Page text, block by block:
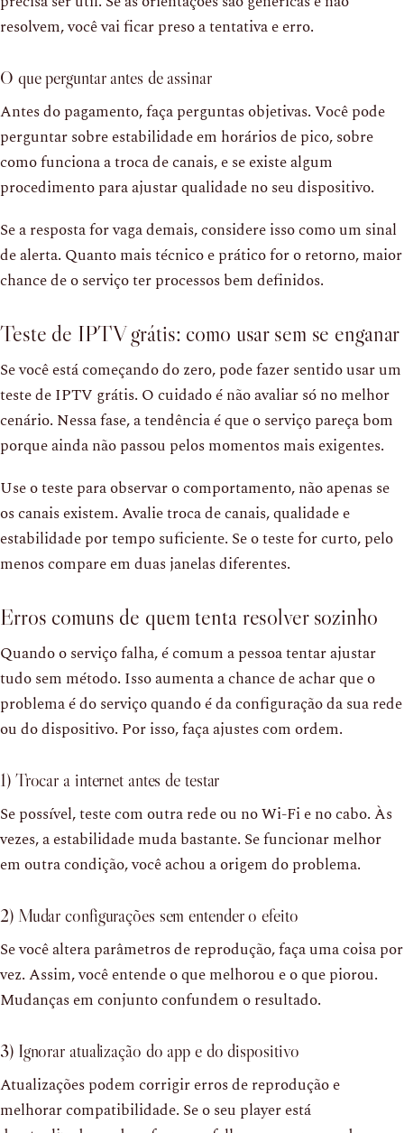
resolvem, você vai ficar preso a tentativa e erro.
O que perguntar antes de assinar
Antes do pagamento, faça perguntas objetivas. Você pode
perguntar sobre estabilidade em horários de pico, sobre
como funciona a troca de canais, e se existe algum
procedimento para ajustar qualidade no seu dispositivo.
Se a resposta for vaga demais, considere isso como um sinal
de alerta. Quanto mais técnico e prático for o retorno, maior
chance de o serviço ter processos bem definidos.
Teste de IPTV grátis: como usar sem se enganar
Se você está começando do zero, pode fazer sentido usar um
teste de IPTV grátis. O cuidado é não avaliar só no melhor
cenário. Nessa fase, a tendência é que o serviço pareça bom
porque ainda não passou pelos momentos mais exigentes.
Use o teste para observar o comportamento, não apenas se
os canais existem. Avalie troca de canais, qualidade e
estabilidade por tempo suficiente. Se o teste for curto, pelo
menos compare em duas janelas diferentes.
Erros comuns de quem tenta resolver sozinho
Quando o serviço falha, é comum a pessoa tentar ajustar
tudo sem método. Isso aumenta a chance de achar que o
problema é do serviço quando é da configuração da sua rede
ou do dispositivo. Por isso, faça ajustes com ordem.
1) Trocar a internet antes de testar
Se possível, teste com outra rede ou no Wi-Fi e no cabo. Às
vezes, a estabilidade muda bastante. Se funcionar melhor
em outra condição, você achou a origem do problema.
2) Mudar configurações sem entender o efeito
Se você altera parâmetros de reprodução, faça uma coisa por
vez. Assim, você entende o que melhorou e o que piorou.
Mudanças em conjunto confundem o resultado.
3) Ignorar atualização do app e do dispositivo
Atualizações podem corrigir erros de reprodução e
melhorar compatibilidade. Se o seu player está